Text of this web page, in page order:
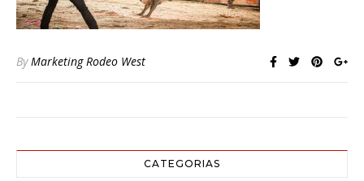
ByMarketing Rodeo West
CATEGORIAS